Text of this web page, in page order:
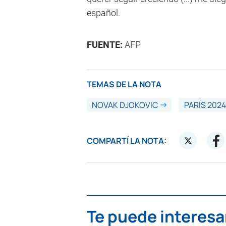
español.
FUENTE: AFP
TEMAS DE LA NOTA
NOVAK DJOKOVIC
PARÍS 2024
COMPARTÍ LA NOTA:
Te puede